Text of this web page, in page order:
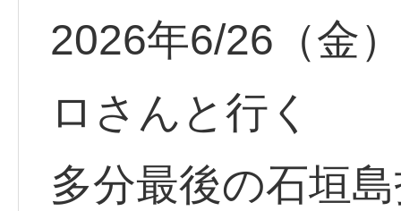
2026年6/26（金
ロさんと行く
多分最後の石垣